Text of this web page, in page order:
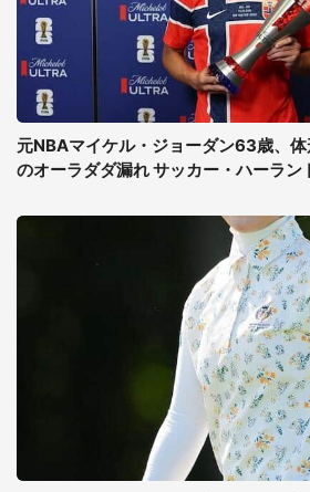
元NBAマイケル・ジョーダン63歳、
のオーラダダ漏れ サッカー・ハーラン